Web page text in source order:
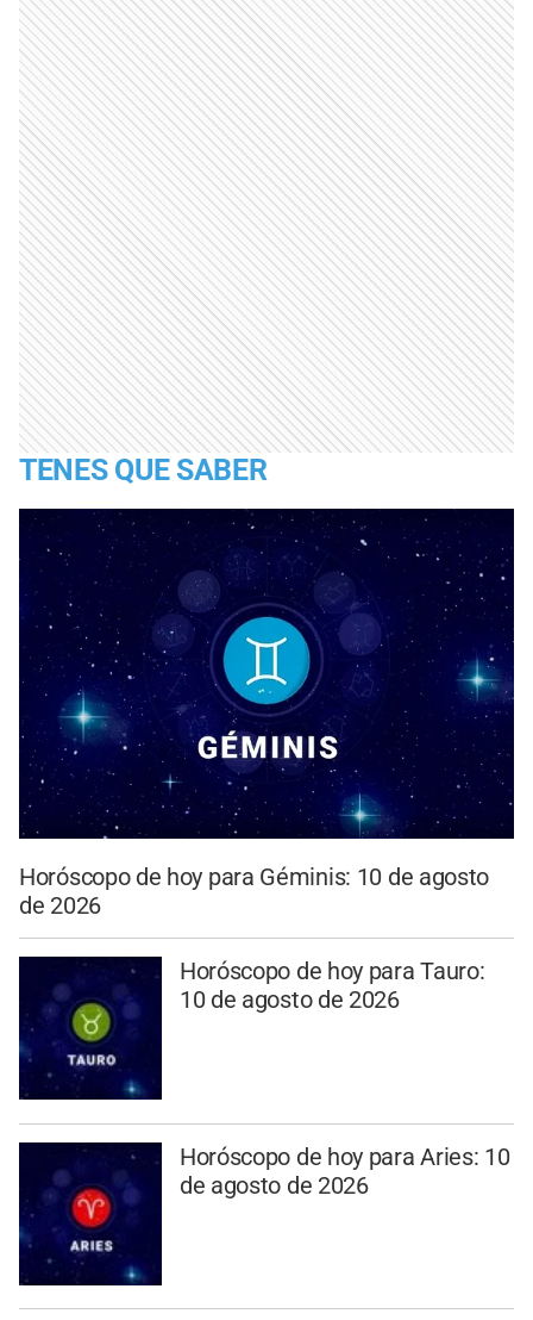
TENES QUE SABER
Horóscopo de hoy para Géminis: 10 de agosto
de 2026
Horóscopo de hoy para Tauro:
10 de agosto de 2026
Horóscopo de hoy para Aries: 10
de agosto de 2026